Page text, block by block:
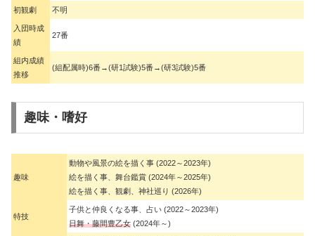
初観劇 不明
入団時成
績
27番
組内成績
推移
(組配属時)6番→(研1試験)5番→(研3試験)5番
趣味・嗜好
趣味
動物や風景の絵を描く事 (2022～2023年)
絵を描く事、舞台鑑賞 (2024年～2025年)
絵を描く事、観劇、神社巡り (2026年)
特技
子供と仲良くなる事、占い (2022～2023年)
日舞・藤間豊乙女 (2024年～)